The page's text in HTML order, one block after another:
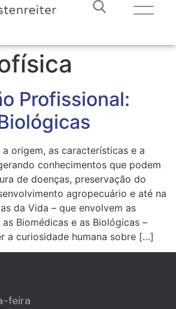
Profissional:
origem, as características e a
conhecimentos que podem
de doenças, preservação do
agropecuário e até na
da Vida – que envolvem as
Biomédicas e as Biológicas –
a curiosidade humana sobre […]
feira